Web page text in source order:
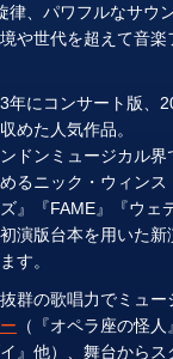
律、パワフルなサウ
や世代を超えて音楽
年にコンサート版、
めた人気作品。
ドンミュージカル界
るニック・ウィンス
』『FAME』『ウェ
演版台本を用いた
す。
群の歌唱力でミュ
（『オペラ座の怪
』他）、舞台から